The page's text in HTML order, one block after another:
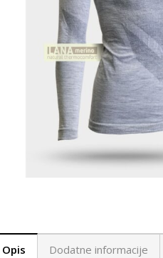
Opis Dodatne informacije